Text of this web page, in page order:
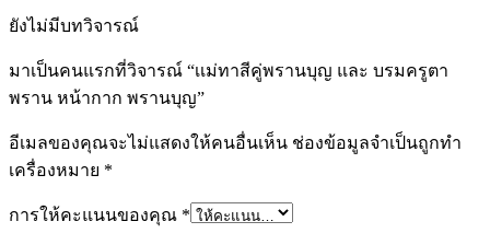
ยังไม่มีบทวิจารณ์
มาเป็นคนแรกที่วิจารณ์ “เเม่ทาสีคู่พรานบุญ และ บรมครูตา
พราน หน้ากาก พรานบุญ”
อีเมลของคุณจะไม่แสดงให้คนอื่นเห็น ช่องข้อมูลจำเป็นถูกทำ
เครื่องหมาย *
การให้คะแนนของคุณ *